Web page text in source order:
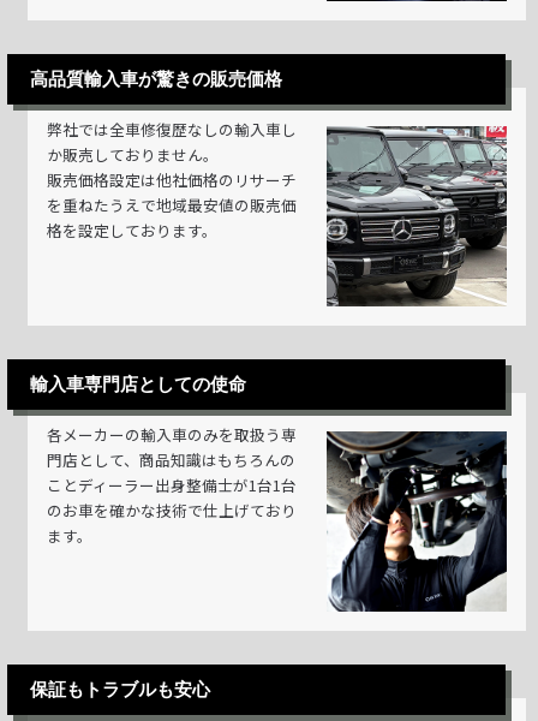
高品質輸入車が驚きの販売価格
弊社では全車修復歴なしの輸入車し
か販売しておりません。
販売価格設定は他社価格のリサーチ
を重ねたうえで地域最安値の販売価
格を設定しております。
輸入車専門店としての使命
各メーカーの輸入車のみを取扱う専
門店として、商品知識はもちろんの
ことディーラー出身整備士が1台1台
のお車を確かな技術で仕上げており
ます。
保証もトラブルも安心